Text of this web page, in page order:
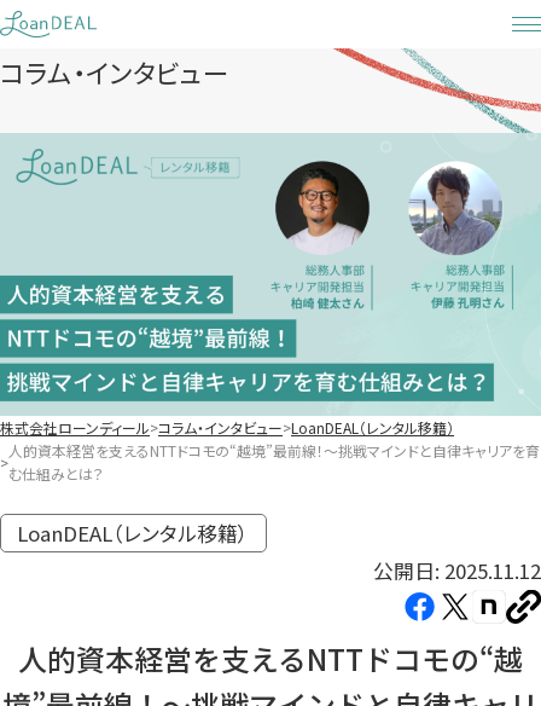
Skip
to
content
コラム・インタビュー
株式会社ローンディール コラム・インタビュー LoanDEAL（レンタル移籍）
人的資本経営を支えるNTTドコモの“越境”最前線！〜挑戦マインドと自律キャリアを育
む仕組みとは？
LoanDEAL（レンタル移籍）
公開日: 2025.11.12
Facebook（新
い
タ
X（新
い
タ
note（新
い
タ
ー
人的資本経営を支えるNTTドコモの“越